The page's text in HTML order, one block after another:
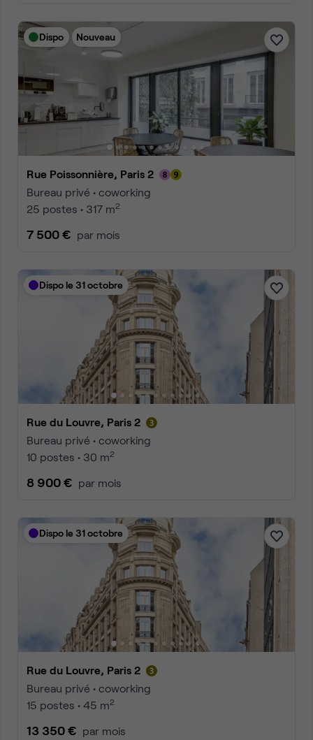
Dispo Nouveau
Rue Poissonnière, Paris 2
Bureau privé • coworking
25 postes • 317 m2
7 500 € par mois
Dispo le 31 octobre
Rue du Louvre, Paris 2
Bureau privé • coworking
10 postes • 30 m2
8 900 € par mois
Dispo le 31 octobre
Rue du Louvre, Paris 2
Bureau privé • coworking
15 postes • 45 m2
13 350 € par mois